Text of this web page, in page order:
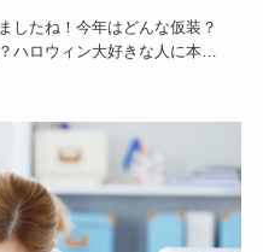
したね！今年はどんな仮装？
ハロウィン大好きな人に本格